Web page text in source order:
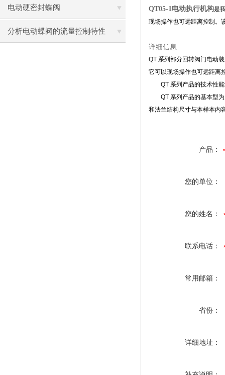
管理技术研究
电动硬密封蝶阀
分析电动蝶阀的流量控制特性
QT05-1电动执行机构是
现场操作也可远距离控制。
详细信息
QT 系列部分回转阀门电动
它可以现场操作也可远距离
QT 系列产品的技术性能
QT 系列产品的基本型为
和法兰结构尺寸与本样本内
产品：
您的单位：
您的姓名：
联系电话：
常用邮箱：
省份：
详细地址：